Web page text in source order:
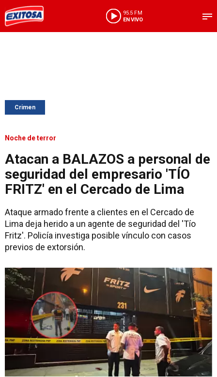
95.5 FM
EN VIVO
Crimen
Noche de terror
Atacan a BALAZOS a personal de
seguridad del empresario 'TÍO
FRITZ' en el Cercado de Lima
Ataque armado frente a clientes en el Cercado de
Lima deja herido a un agente de seguridad del 'Tío
Fritz'. Policía investiga posible vínculo con casos
previos de extorsión.